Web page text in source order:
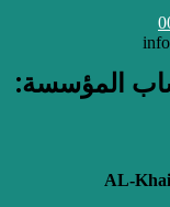
المؤسسة:
AL-